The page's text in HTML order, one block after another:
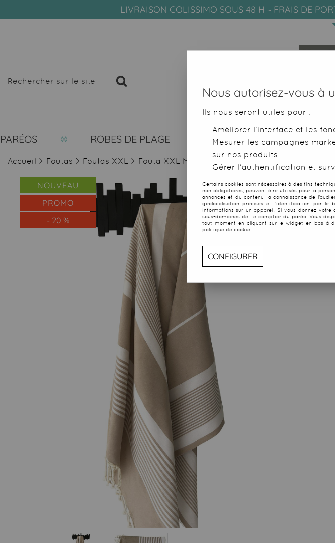
LIVRAISON COLISSIMO SOUS 48 H ~ FRAIS DE
PARÉOS ROBES DE PLAGE SERVIETTES DE PLAGE
Accueil > Foutas > Foutas XXL > Fouta XXL Matmata Beige Nomade
NOUVEAU
PROMO
- 20 %
Nous autorisez-vous à
Ils nous seront utiles pour :
Améliorer l'interface et les
Mesurer les campagnes
sur nos produits
Gérer l'authentification et
Certains cookies sont nécessaires à des fins
non obligatoires, peuvent être utilisés pour la
annonces et du contenu, la connaissance de
géolocalisation précises et l'identification par le
informations sur un appareil. Si vous donnez votre
sous-domaines de Le comptoir du paréo. Vous
tout moment en cliquant sur le widget en bas à
politique de cookie.
CONFIGURER